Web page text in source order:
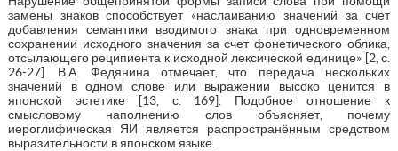
замены знаков способствует «наслаиванию значений за счет
добавления семантики вводимого знака при одновременном
сохранении исходного значения за счет фонетического облика,
отсылающего реципиента к исходной лексической единице» [2, с.
26-27]. В.А. Федянина отмечает, что передача нескольких
значений в одном слове или выражении высоко ценится в
японской эстетике [13, с. 169]. Подобное отношение к
смысловому наполнению слов объясняет, почему
иероглифическая ЯИ является распространённым средством
выразительности в японском языке.